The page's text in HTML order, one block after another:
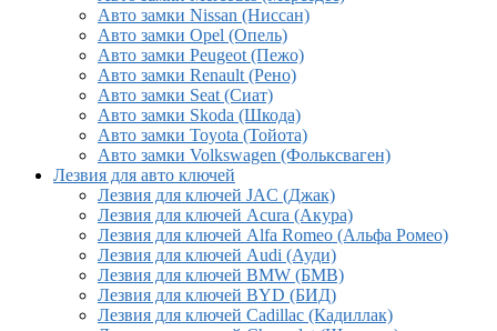
Авто замки Nissan (Ниссан)
Авто замки Opel (Опель)
Авто замки Peugeot (Пежо)
Авто замки Renault (Рено)
Авто замки Seat (Сиат)
Авто замки Skoda (Шкода)
Авто замки Toyota (Тойота)
Авто замки Volkswagen (Фольксваген)
Лезвия для авто ключей
Лезвия для ключей JAC (Джак)
Лезвия для ключей Acura (Акура)
Лезвия для ключей Alfa Romeo (Альфа Ромео)
Лезвия для ключей Audi (Ауди)
Лезвия для ключей BMW (БМВ)
Лезвия для ключей BYD (БИД)
Лезвия для ключей Cadillac (Кадиллак)